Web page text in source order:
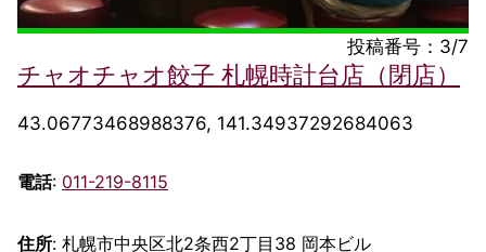
投稿番号：3/7
チャオチャオ餃子 札幌時計台店（閉店）
43.06773468988376, 141.34937292684063
電話: 011-219-8115
住所: 札幌市中央区北2条西2丁目38 岡本ビル